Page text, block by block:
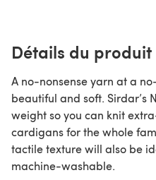
Détails du produit
A no-nonsense yarn at a
beautiful and soft. Sirdar’s
weight so you can knit
cardigans for the whole
tactile texture will also be
machine-washable.